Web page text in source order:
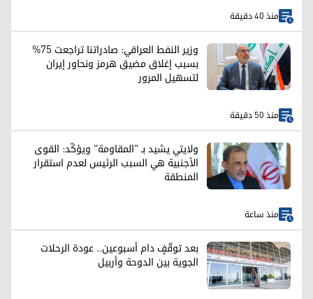
منذ 40 دقيقة
وزير النفط العراقي: صادراتنا تراجعت 75%
بسبب إغلاق مضيق هرمز ونحاور إيران
لتسهيل المرور
منذ 50 دقيقة
ولايتي يشيد بـ "المقاومة" ويؤكّد: القوى
الأجنبية هي السبب الرئيس لعدم استقرار
المنطقة
منذ ساعة
بعد توقّفٍ دام أسبوعين.. عودة الرحلات
الجوية بين الدوحة وأربيل